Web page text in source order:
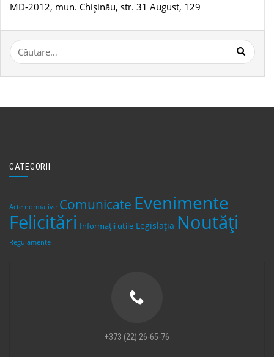
MD-2012, mun. Chișinău, str. 31 August, 129
Caută
după:
CATEGORII
Acte normative Comunicate Evenimente
Felicitări Informații utile Legislaţia Noutăți
Regulamente
+373 (22) 26-65-76